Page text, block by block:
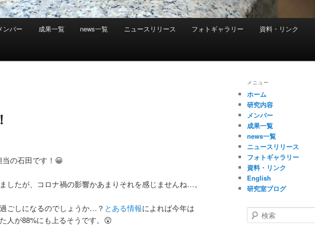
ンバー 成果一覧 news一覧 ニュースリリース フォトギャラリー 資料・リンク
の石田です！😀
したが、コロナ禍の影響かあまりそれを感じませんね…。
ごしになるのでしょうか…？ とある情報によれば今年は
人が88%にも上るそうです。😲
メニュー
ホーム
研究内容
メンバー
成果一覧
news一覧
ニュースリリース
フォトギャラリー
資料・リンク
English
研究室ブログ
検
索